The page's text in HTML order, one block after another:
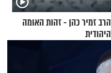
הרב זמיר כהן - זהות האומה
היהודית